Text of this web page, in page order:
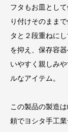
フタもお皿とし
り付けそのまま
タと２段重ねに
を抑え、保存容
いやすく親しみ
ルなアイテム。
この製品の製造
頼でヨシタ手工